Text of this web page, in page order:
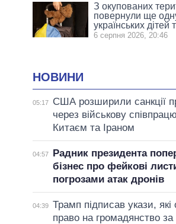
З окупованих
повернули ще
українських дітей
6 серпня 2026, 20:46
НОВИНИ
05:17
США розширили санкції
через військову
Китаєм та Іраном
04:57
Радник президента
бізнес про фейкові
погрозами атак дронів
04:39 Трамп підписав укази,
право на громадянство за